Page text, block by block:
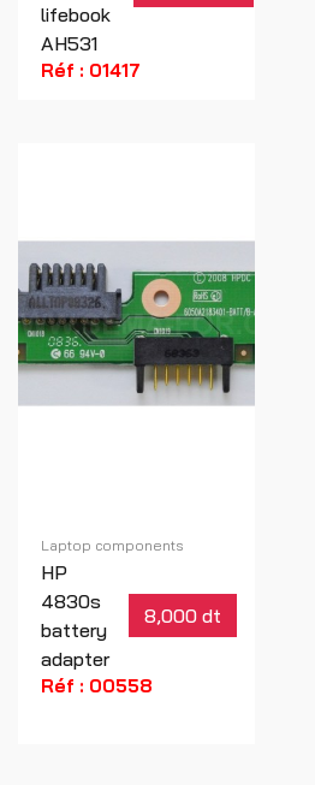
lifebook
AH531
Réf : 01417
Laptop components
HP
4830s
battery
adapter
8,000 dt
Réf : 00558